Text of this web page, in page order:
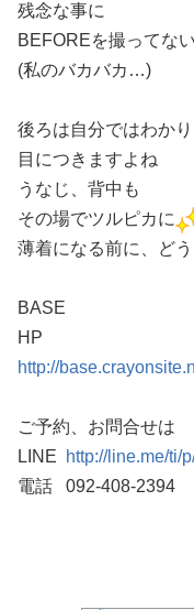
残念な事に
BEFOREを撮ってな
(私のバカバカ…)
後ろは自分ではわか
目につきますよね
うなじ、背中も
その場でツルピカに
薄着になる前に、ど
BASE
HP
http://
ご予約、お問合せは
LINE
http://line.me/ti/
電話 092-408-2394